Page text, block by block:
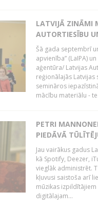
LATVIJĀ ZINĀMI
AUTORTIESĪBU
Šā gada septembrī
apvienība” (LaIPA)
aģentūra/ Latvijas
reģionālajās
semināros
mācību materiālu -
PETRI
PIEDĀVĀ
Jau vairākus gadus
kā Spotify, Deezer,
vieglāk administrēt.
kļuvusi saistoša arī
mūzikas
digitālajam...